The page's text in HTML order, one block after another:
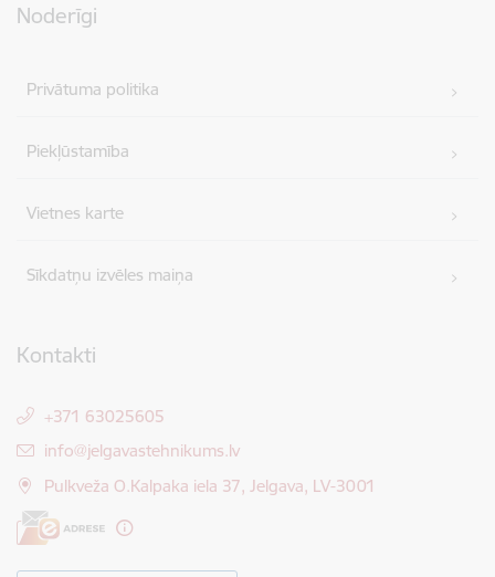
Noderīgi
Privātuma politika
Piekļūstamība
Vietnes karte
Sīkdatņu izvēles maiņa
Kontakti
+371 63025605
E-pasts:
info@jelgavastehnikums.lv
Pulkveža O.Kalpaka iela 37, Jelgava, LV-3001